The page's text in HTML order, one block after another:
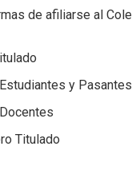
de afiliarse al
y Pasantes
Titulado